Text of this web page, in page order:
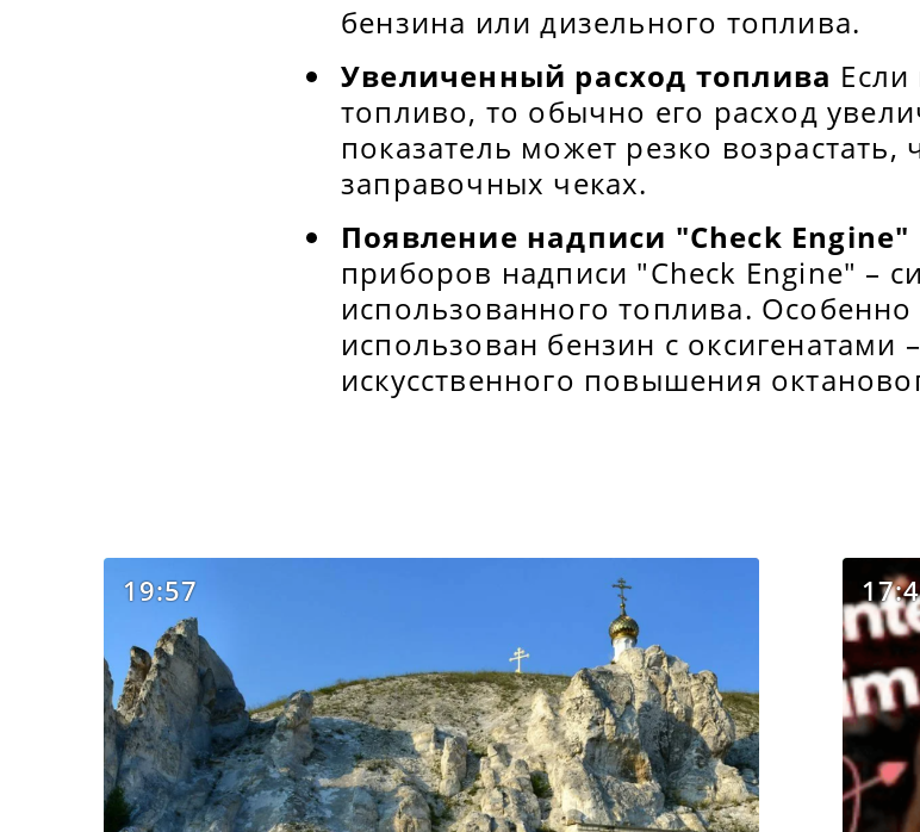
бензина или дизельного топлива.
Увеличенный расход топлива
топливо, то обычно его расход
показатель может резко возрастать,
заправочных чеках.
Появление надписи "Check Engine"
приборов надписи "Check Engine" –
использованного топлива. Особенно
использован бензин с оксигенатами
искусственного повышения
19:57